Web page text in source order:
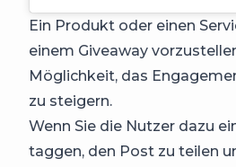
Ein Produkt oder einen
einem Giveaway
Möglichkeit, das
zu steigern.
Wenn Sie die Nutzer dazu
taggen, den Post zu teilen